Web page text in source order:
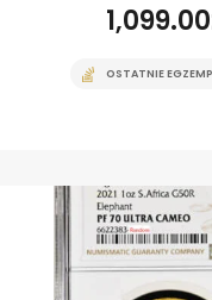
1,099.00
OSTATNIE